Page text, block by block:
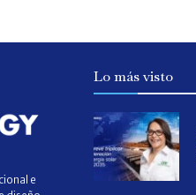
e
Lo más visto